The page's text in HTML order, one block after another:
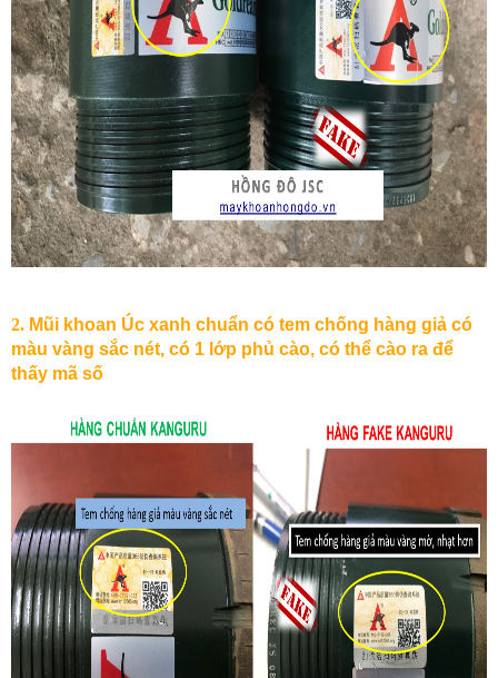
2. Mũi khoan Úc xanh chuẩn có tem chống hàng giả có
màu vàng sắc nét, có 1 lớp phủ cào, có thể cào ra để
thấy mã số